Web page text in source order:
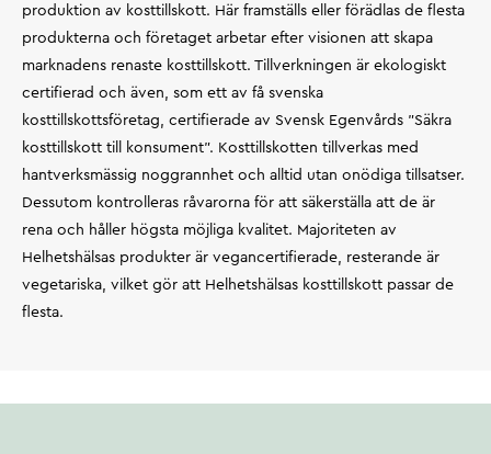
produktion av kosttillskott. Här framställs eller förädlas de flesta
produkterna och företaget arbetar efter visionen att skapa
marknadens renaste kosttillskott. Tillverkningen är ekologiskt
certifierad och även, som ett av få svenska
kosttillskottsföretag, certifierade av Svensk Egenvårds ”Säkra
kosttillskott till konsument”. Kosttillskotten tillverkas med
hantverksmässig noggrannhet och alltid utan onödiga tillsatser.
Dessutom kontrolleras råvarorna för att säkerställa att de är
rena och håller högsta möjliga kvalitet. Majoriteten av
Helhetshälsas produkter är vegancertifierade, resterande är
vegetariska, vilket gör att Helhetshälsas kosttillskott passar de
flesta.